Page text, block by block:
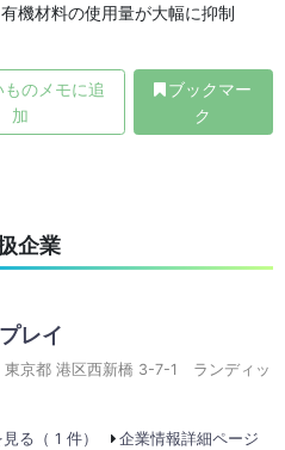
機材料の使用量が大幅に抑制
ものメモに追
加
ブックマー
ク
企業
レイ
京都 港区西新橋 3-7-1 ランディッ
る（ 1 件） 企業情報詳細ページ